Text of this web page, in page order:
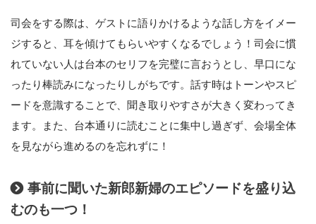
司会をする際は、ゲストに語りかけるような話し方をイメー
ジすると、耳を傾けてもらいやすくなるでしょう！司会に慣
れていない人は台本のセリフを完璧に言おうとし、早口にな
ったり棒読みになったりしがちです。話す時はトーンやスピ
ードを意識することで、聞き取りやすさが大きく変わってき
ます。また、台本通りに読むことに集中し過ぎず、会場全体
を見ながら進めるのを忘れずに！
事前に聞いた新郎新婦のエピソードを盛り込
むのも一つ！